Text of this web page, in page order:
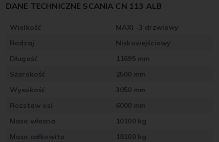
DANE TECHNICZNE SCANIA CN 113 ALB
Wielkość
MAXI -3 drzwiowy
Rodzaj
Niskowejściowy
Długość
11695 mm
Szerokość
2500 mm
Wysokość
3050 mm
Rozstaw osi
6000 mm
Masa własna
10100 kg
Masa całkowita
18100 kg